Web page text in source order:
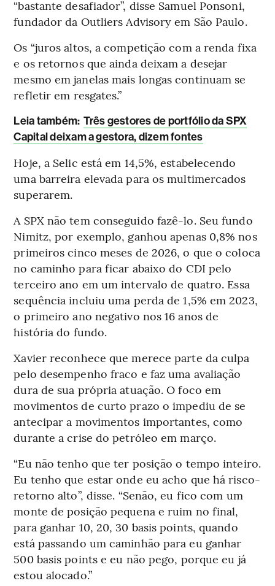
“bastante desafiador”, disse Samuel Ponsoni,
fundador da Outliers Advisory em São Paulo.
Os “juros altos, a competição com a renda fixa
e os retornos que ainda deixam a desejar
mesmo em janelas mais longas continuam se
refletir em resgates.”
Leia também: Três gestores de portfólio da SPX
Capital deixam a gestora, dizem fontes
Hoje, a Selic está em 14,5%, estabelecendo
uma barreira elevada para os multimercados
superarem.
A SPX não tem conseguido fazê-lo. Seu fundo
Nimitz, por exemplo, ganhou apenas 0,8% nos
primeiros cinco meses de 2026, o que o coloca
no caminho para ficar abaixo do CDI pelo
terceiro ano em um intervalo de quatro. Essa
sequência incluiu uma perda de 1,5% em 2023,
o primeiro ano negativo nos 16 anos de
história do fundo.
Xavier reconhece que merece parte da culpa
pelo desempenho fraco e faz uma avaliação
dura de sua própria atuação. O foco em
movimentos de curto prazo o impediu de se
antecipar a movimentos importantes, como
durante a crise do petróleo em março.
“Eu não tenho que ter posição o tempo inteiro.
Eu tenho que estar onde eu acho que há risco-
retorno alto”, disse. “Senão, eu fico com um
monte de posição pequena e ruim no final,
para ganhar 10, 20, 30 basis points, quando
está passando um caminhão para eu ganhar
500 basis points e eu não pego, porque eu já
estou alocado.”